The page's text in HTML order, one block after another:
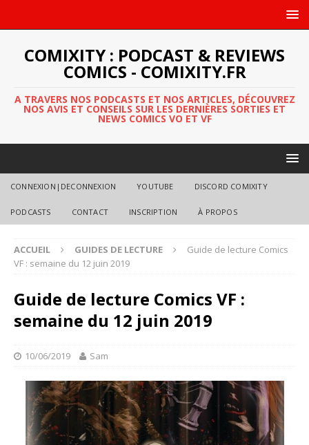
COMIXITY : PODCAST & REVIEWS
COMICS - COMIXITY.FR
A TRAVERS NOS PODCASTS ET NOS ARTICLES, DÉCOUVREZ
NOS AVIS ET CONSEILS SUR LES DERNIÈRES SORTIES ET
NEWS COMICS VO ET VF
CONNEXION|DECONNEXION YOUTUBE DISCORD COMIXITY
PODCASTS CONTACT INSCRIPTION À PROPOS
ACCUEIL GUIDES DE LECTURE
Guide de lecture Comics
VF : semaine du 12 juin 2019
Guide de lecture Comics VF :
semaine du 12 juin 2019
10/06/2019 Sam